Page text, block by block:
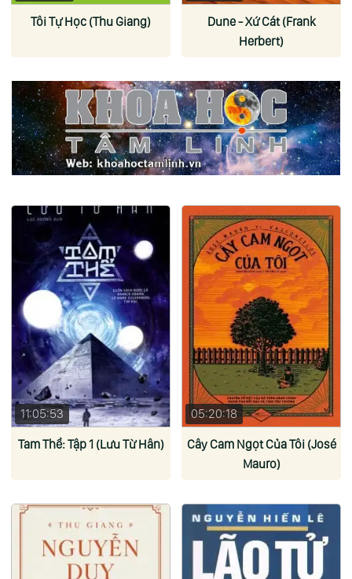
Tôi Tự Học (Thu Giang)
Dune - Xứ Cát (Frank
Herbert)
11:05:53
Tam Thể: Tập 1 (Lưu Từ Hân)
05:20:18
Cây Cam Ngọt Của Tôi (José
Mauro)